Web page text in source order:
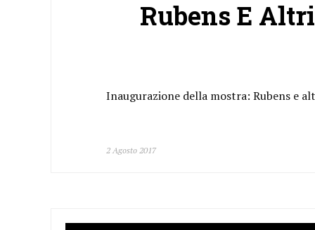
Rubens E
Inaugurazione della mostra: Rubens e
2 Agosto 2017